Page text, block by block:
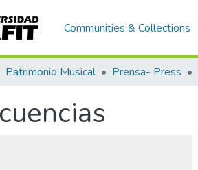
Communities & Collections
Patrimonio Musical Prensa- Press